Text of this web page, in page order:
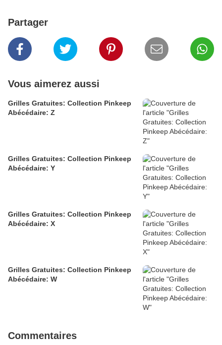
Partager
Vous aimerez aussi
Grilles Gratuites: Collection Pinkeep
Abécédaire: Z
Grilles Gratuites: Collection Pinkeep
Abécédaire: Y
Grilles Gratuites: Collection Pinkeep
Abécédaire: X
Grilles Gratuites: Collection Pinkeep
Abécédaire: W
Commentaires